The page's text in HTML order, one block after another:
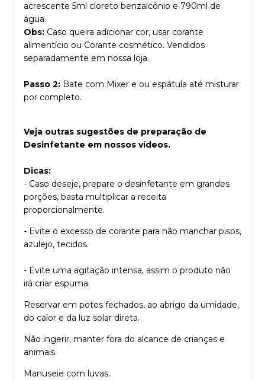
acrescente 5ml cloreto benzalcônio e 790ml de
água.
Obs: Caso queira adicionar cor, usar corante
alimentício ou Corante cosmético. Vendidos
separadamente em nossa loja.
Passo 2: Bate com Mixer e ou espátula até misturar
por completo.
Veja outras sugestões de preparação de
Desinfetante em nossos vídeos.
Dicas:
- Caso deseje, prepare o desinfetante em grandes
porções, basta multiplicar a receita
proporcionalmente.
- Evite o excesso de corante para não manchar pisos,
azulejo, tecidos.
- Evite uma agitação intensa, assim o produto não
irá criar espuma.
Reservar em potes fechados, ao abrigo da umidade,
do calor e da luz solar direta.
Não ingerir, manter fora do alcance de crianças e
animais.
Manuseie com luvas.